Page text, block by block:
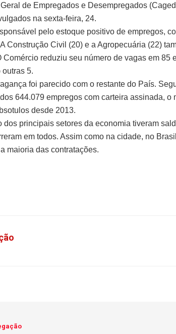
de Empregados e Desempregados
na sexta-feira, 24.
pelo estoque positivo de empregos,
Construção Civil (20) e a Agropecuária (22)
Comércio reduziu seu número de vagas em 85
outras 5.
foi parecido com o restante do País.
644.079 empregos com carteira assinada, o
desde 2013.
dos principais setores da economia tiveram
em todos. Assim como na cidade, no
maioria das contratações.